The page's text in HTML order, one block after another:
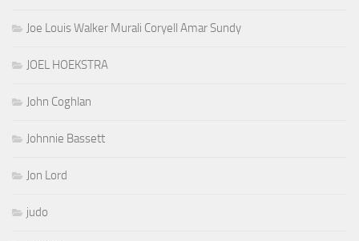
Joe Louis Walker Murali Coryell Amar Sundy
JOEL HOEKSTRA
John Coghlan
Johnnie Bassett
Jon Lord
judo